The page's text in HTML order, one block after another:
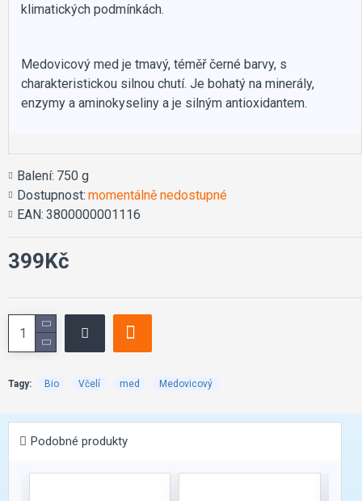
klimatických podmínkách.
Medovicový med je tmavý, téměř černé barvy, s
charakteristickou silnou chutí. Je bohatý na minerály,
enzymy a aminokyseliny a je silným antioxidantem.
Balení: 750 g
Dostupnost: momentálně nedostupné
EAN: 3800000001116
399Kč
Tagy: Bio Včelí med Medovicový
Podobné produkty